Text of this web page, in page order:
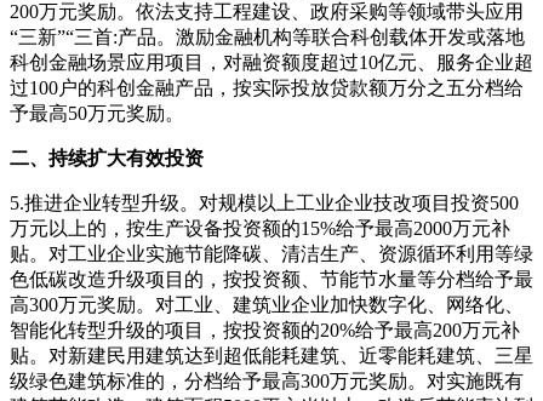
200万元奖励。依法支持工程建设、政府采购等领域带头应用
“三新”“三首:产品。激励金融机构等联合科创载体开发或落地
科创金融场景应用项目，对融资额度超过10亿元、服务企业超
过100户的科创金融产品，按实际投放贷款额万分之五分档给
予最高50万元奖励。
二、持续扩大有效投资
5.推进企业转型升级。对规模以上工业企业技改项目投资500
万元以上的，按生产设备投资额的15%给予最高2000万元补
贴。对工业企业实施节能降碳、清洁生产、资源循环利用等绿
色低碳改造升级项目的，按投资额、节能节水量等分档给予最
高300万元奖励。对工业、建筑业企业加快数字化、网络化、
智能化转型升级的项目，按投资额的20%给予最高200万元补
贴。对新建民用建筑达到超低能耗建筑、近零能耗建筑、三星
级绿色建筑标准的，分档给予最高300万元奖励。对实施既有